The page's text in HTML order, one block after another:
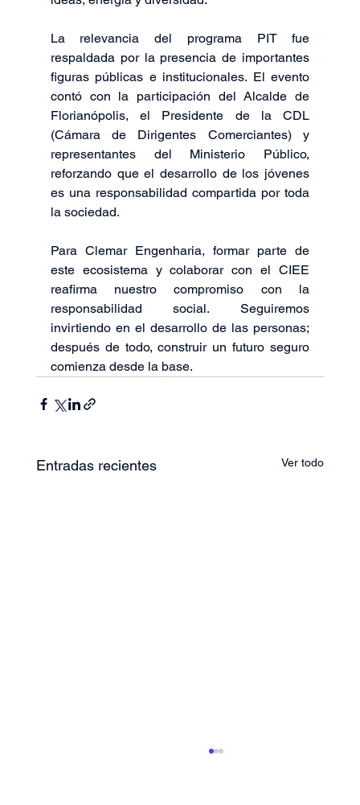
La relevancia del programa PIT fue
respaldada por la presencia de importantes
figuras públicas e institucionales. El evento
contó con la participación del Alcalde de
Florianópolis, el Presidente de la CDL
(Cámara de Dirigentes Comerciantes) y
representantes del Ministerio Público,
reforzando que el desarrollo de los jóvenes
es una responsabilidad compartida por toda
la sociedad.
Para Clemar Engenharia, formar parte de
este ecosistema y colaborar con el CIEE
reafirma nuestro compromiso con la
responsabilidad social. Seguiremos
invirtiendo en el desarrollo de las personas;
después de todo, construir un futuro seguro
comienza desde la base.
Entradas recientes Ver todo